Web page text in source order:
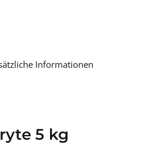
Informationen
5 kg